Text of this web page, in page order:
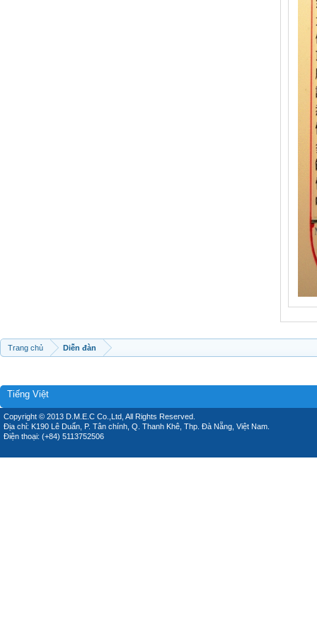
Trang chủ Diễn đàn
Tiếng Việt
Copyright © 2013 D.M.E.C Co.,Ltd, All Rights Reserved.
Địa chỉ: K190 Lê Duẩn, P. Tân chính, Q. Thanh Khê, Thp. Đà Nẵng, Việt Nam.
Điện thoại: (+84) 5113752506